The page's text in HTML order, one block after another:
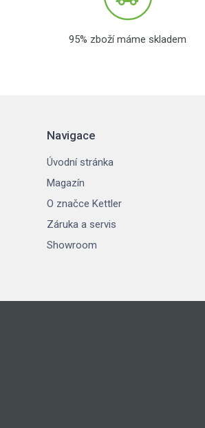
95% zboží máme skladem
Navigace
Úvodní stránka
Magazín
O značce Kettler
Záruka a servis
Showroom